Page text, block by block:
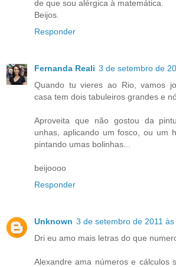
de que sou alérgica à matemática.
Beijos.
Responder
Fernanda Reali 3 de setembro de
Quando tu vieres ao Rio, vamos
casa tem dois tabuleiros grandes e
Aproveita que não gostou da
unhas, aplicando um fosco, ou um
pintando umas bolinhas...
beijoooo
Responder
Unknown 3 de setembro de 2011 às
Dri eu amo mais letras do que
Alexandre ama números e cálculos